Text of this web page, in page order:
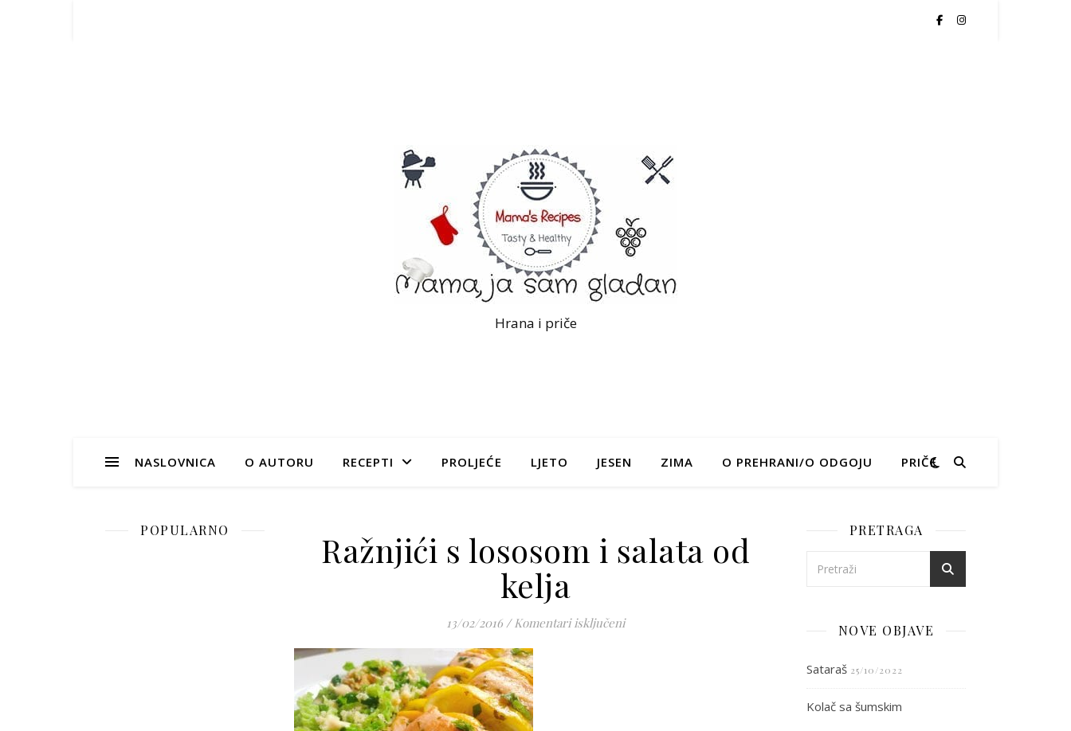
Hrana i priče
NASLOVNICA O AUTORU RECEPTI PROLJEĆE LJETO JESEN ZIMA O PREHRANI/O ODGOJU PRIČE
POPULARNO
Ražnjići s lososom i salata od
kelja
13/02/2016 / Komentari isključeniza Ražnjići s lososom i salata od kelja
PRETRAGA
NOVE OBJAVE
Sataraš 25/10/2022
Kolač sa šumskim